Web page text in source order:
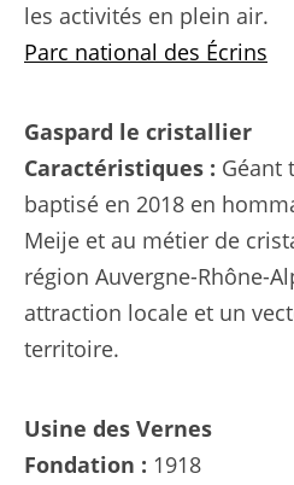
les activités en plein air.
Parc national des Écrins
Gaspard le cristallier
Caractéristiques : Géant
baptisé en 2018 en
Meije et au métier de
région Auvergne-Rhône-
attraction locale et un
territoire.
Usine des Vernes
Fondation : 1918